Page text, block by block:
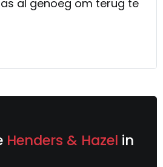
al genoeg om terug te
Henders & Hazel in